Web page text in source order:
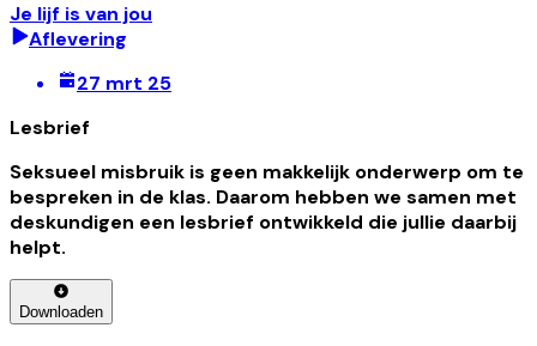
Je lijf is van jou
Aflevering
27 mrt 25
Lesbrief
Seksueel misbruik is geen makkelijk onderwerp om te
bespreken in de klas. Daarom hebben we samen met
deskundigen een lesbrief ontwikkeld die jullie daarbij
helpt.
Downloaden